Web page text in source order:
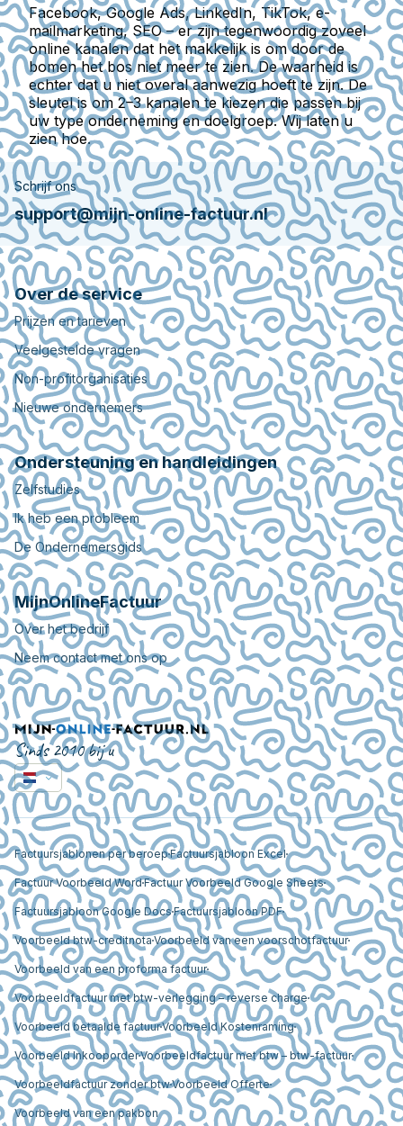
Facebook, Google Ads, LinkedIn, TikTok, e-
mailmarketing, SEO – er zijn tegenwoordig zoveel
online kanalen dat het makkelijk is om door de
bomen het bos niet meer te zien. De waarheid is
echter dat u niet overal aanwezig hoeft te zijn. De
sleutel is om 2–3 kanalen te kiezen die passen bij
uw type onderneming en doelgroep. Wij laten u
zien hoe.
Schrijf ons
support@mijn-online-factuur.nl
Over de service
Prijzen en tarieven
Veelgestelde vragen
Non-profitorganisaties
Nieuwe ondernemers
Ondersteuning en handleidingen
Zelfstudies
Ik heb een probleem
De Ondernemersgids
MijnOnlineFactuur
Over het bedrijf
Neem contact met ons op
Sinds 2010 bij u
Factuursjablonen per beroepFactuursjabloon Excel
Factuur Voorbeeld WordFactuur Voorbeeld Google Sheets
Factuursjabloon Google DocsFactuursjabloon PDF
Voorbeeld btw-creditnotaVoorbeeld van een voorschotfactuur
Voorbeeld van een proforma factuur
Voorbeeldfactuur met btw-verlegging – reverse charge
Voorbeeld betaalde factuurVoorbeeld Kostenraming
Voorbeeld InkooporderVoorbeeldfactuur met btw – btw-factuur
Voorbeeldfactuur zonder btwVoorbeeld Offerte
Voorbeeld van een pakbon